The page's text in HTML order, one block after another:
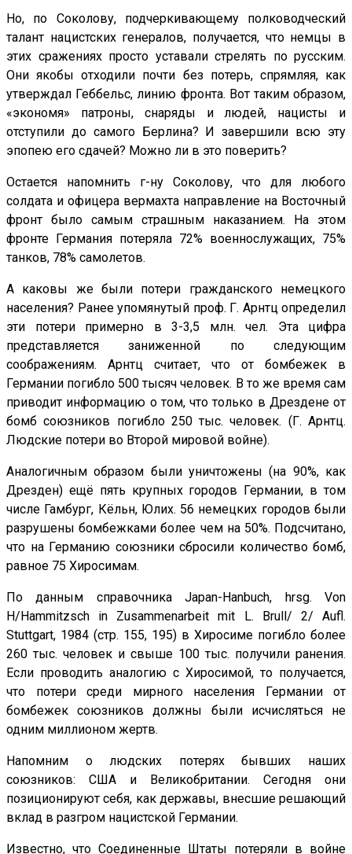
Но, по Соколову, подчеркивающему полководческий
талант нацистских генералов, получается, что немцы в
этих сражениях просто уставали стрелять по русским.
Они якобы отходили почти без потерь, спрямляя, как
утверждал Геббельс, линию фронта. Вот таким образом,
«экономя» патроны, снаряды и людей, нацисты и
отступили до самого Берлина? И завершили всю эту
эпопею его сдачей? Можно ли в это поверить?
Остается напомнить г-ну Соколову, что для любого
солдата и офицера вермахта направление на Восточный
фронт было самым страшным наказанием. На этом
фронте Германия потеряла 72% военнослужащих, 75%
танков, 78% самолетов.
А каковы же были потери гражданского немецкого
населения? Ранее упомянутый проф. Г. Арнтц определил
эти потери примерно в 3-3,5 млн. чел. Эта цифра
представляется заниженной по следующим
соображениям. Арнтц считает, что от бомбежек в
Германии погибло 500 тысяч человек. В то же время сам
приводит информацию о том, что только в Дрездене от
бомб союзников погибло 250 тыс. человек. (Г. Арнтц.
Людские потери во Второй мировой войне).
Аналогичным образом были уничтожены (на 90%, как
Дрезден) ещё пять крупных городов Германии, в том
числе Гамбург, Кёльн, Юлих. 56 немецких городов были
разрушены бомбежками более чем на 50%. Подсчитано,
что на Германию союзники сбросили количество бомб,
равное 75 Хиросимам.
По данным справочника Japan-Hanbuch, hrsg. Von
H/Hammitzsch in Zusammenarbeit mit L. Brull/ 2/ Aufl.
Stuttgart, 1984 (стр. 155, 195) в Хиросиме погибло более
260 тыс. человек и свыше 100 тыс. получили ранения.
Если проводить аналогию с Хиросимой, то получается,
что потери среди мирного населения Германии от
бомбежек союзников должны были исчисляться не
одним миллионом жертв.
Напомним о людских потерях бывших наших
союзников: США и Великобритании. Сегодня они
позиционируют себя, как державы, внесшие решающий
вклад в разгром нацистской Германии.
Известно, что Соединенные Штаты потеряли в войне